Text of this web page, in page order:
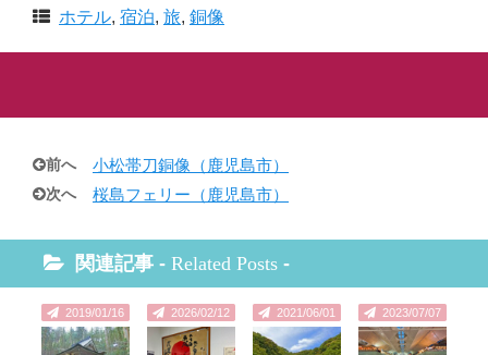
ホテル, 宿泊, 旅, 銅像
前へ 小松帯刀銅像（鹿児島市）
次へ 桜島フェリー（鹿児島市）
関連記事 - Related Posts -
2019/01/16 2026/02/12 2021/06/01 2023/07/07